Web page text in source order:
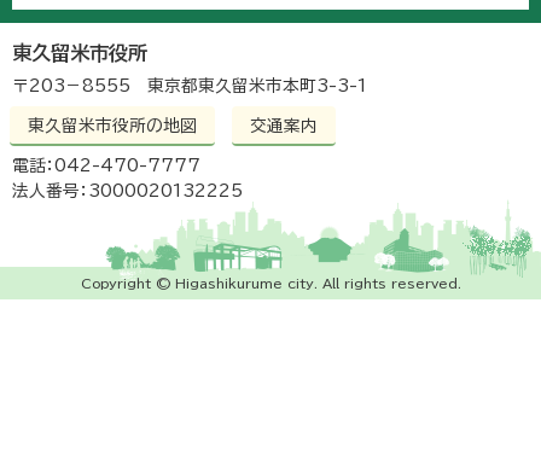
東久留米市役所
〒203－8555 東京都東久留米市本町3-3-1
東久留米市役所の地図 交通案内
電話：042-470-7777
法人番号：3000020132225
Copyright © Higashikurume city. All rights reserved.